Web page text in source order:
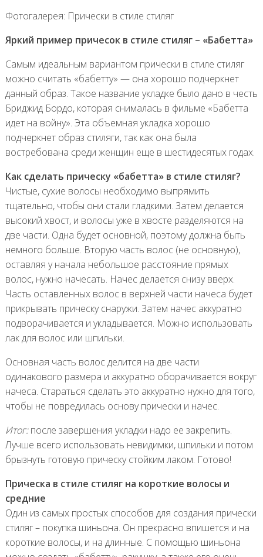
Фотогалерея: Прически в стиле стиляг
Яркий пример причесок в стиле стиляг – «Бабетта»
Самым идеальным вариантом прически в стиле стиляг
можно считать «бабетту» — она хорошо подчеркнет
данный образ. Такое название укладке было дано в честь
Бриджид Бордо, которая снималась в фильме «Бабетта
идет на войну». Эта объемная укладка хорошо
подчеркнет образ стиляги, так как она была
востребована среди женщин еще в шестидесятых годах.
Как сделать прическу «бабетта» в стиле стиляг?
Чистые, сухие волосы необходимо выпрямить
тщательно, чтобы они стали гладкими. Затем делается
высокий хвост, и волосы уже в хвосте разделяются на
две части. Одна будет основной, поэтому должна быть
немного больше. Вторую часть волос (не основную),
оставляя у начала небольшое расстояние прямых
волос, нужно начесать. Начес делается снизу вверх.
Часть оставленных волос в верхней части начеса будет
прикрывать прическу снаружи. Затем начес аккуратно
подворачивается и укладывается. Можно использовать
лак для волос или шпильки.
Основная часть волос делится на две части
одинакового размера и аккуратно оборачивается вокруг
начеса. Стараться сделать это аккуратно нужно для того,
чтобы не повредилась основу прически и начес.
Итог:после завершения укладки надо ее закрепить.
Лучше всего использовать невидимки, шпильки и потом
брызнуть готовую прическу стойким лаком. Готово!
Прическа в стиле стиляг на короткие волосы и
средние
Один из самых простых способов для создания прически
стиляг – покупка шиньона. Он прекрасно впишется и на
короткие волосы, и на длинные. С помощью шиньона